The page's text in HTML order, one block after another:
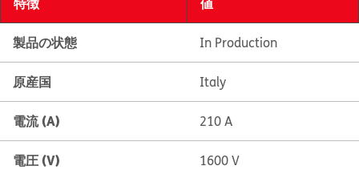
製品の状態 In Production
原産国 Italy
電流 (A) 210 A
電圧 (V) 1600 V